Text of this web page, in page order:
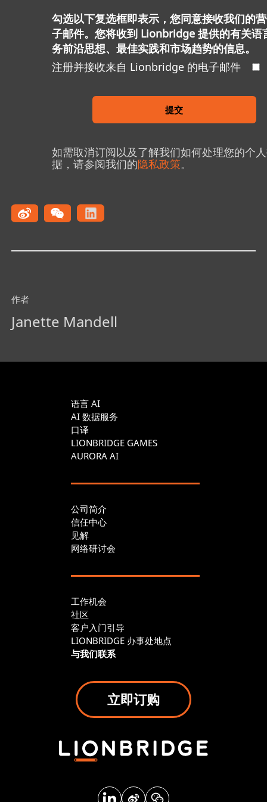
勾选以下复选框即表示，您同意接收我们的
子邮件。您将收到 Lionbridge 提供的有关语
务前沿思想、最佳实践和市场趋势的信息。
注册并接收来自 Lionbridge 的电子邮件
提交
如需取消订阅以及了解我们如何处理您的个
据，请参阅我们的隐私政策。
作者
Janette Mandell
语言 AI
AI 数据服务
口译
LIONBRIDGE GAMES
AURORA AI
公司简介
信任中心
见解
网络研讨会
工作机会
社区
客户入门引导
LIONBRIDGE 办事处地点
与我们联系
立即订购